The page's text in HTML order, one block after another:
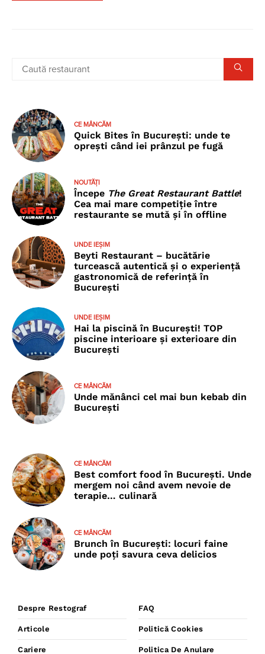
CE MÂNCĂM
Quick Bites în București: unde te
oprești când iei prânzul pe fugă
NOUTĂȚI
Începe The Great Restaurant Battle!
Cea mai mare competiție între
restaurante se mută și în offline
UNDE IEȘIM
Beyti Restaurant – bucătărie
turcească autentică și o experiență
gastronomică de referință în
București
UNDE IEȘIM
Hai la piscină în București! TOP
piscine interioare și exterioare din
București
CE MÂNCĂM
Unde mănânci cel mai bun kebab din
București
CE MÂNCĂM
Best comfort food în București. Unde
mergem noi când avem nevoie de
terapie… culinară
CE MÂNCĂM
Brunch în București: locuri faine
unde poţi savura ceva delicios
Despre Restograf
Articole
Cariere
FAQ
Politică Cookies
Politica De Anulare